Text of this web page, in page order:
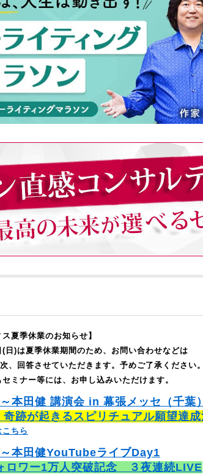
ス夏季休業のお知らせ】
日)は夏季休業期間のため、お問い合わせなどは
、回答させていただきます。予めご了承ください
ミナー等には、お申し込みいただけます。
本田健 講演会 in 幕張メッセ（千葉
奇跡が起きるスピリチュアル願望達
ちら
本田健YouTubeライブDay1
ロワー1万人突破記念 ３夜連続LIVE